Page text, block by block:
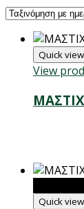
Quick view
View
Quick view